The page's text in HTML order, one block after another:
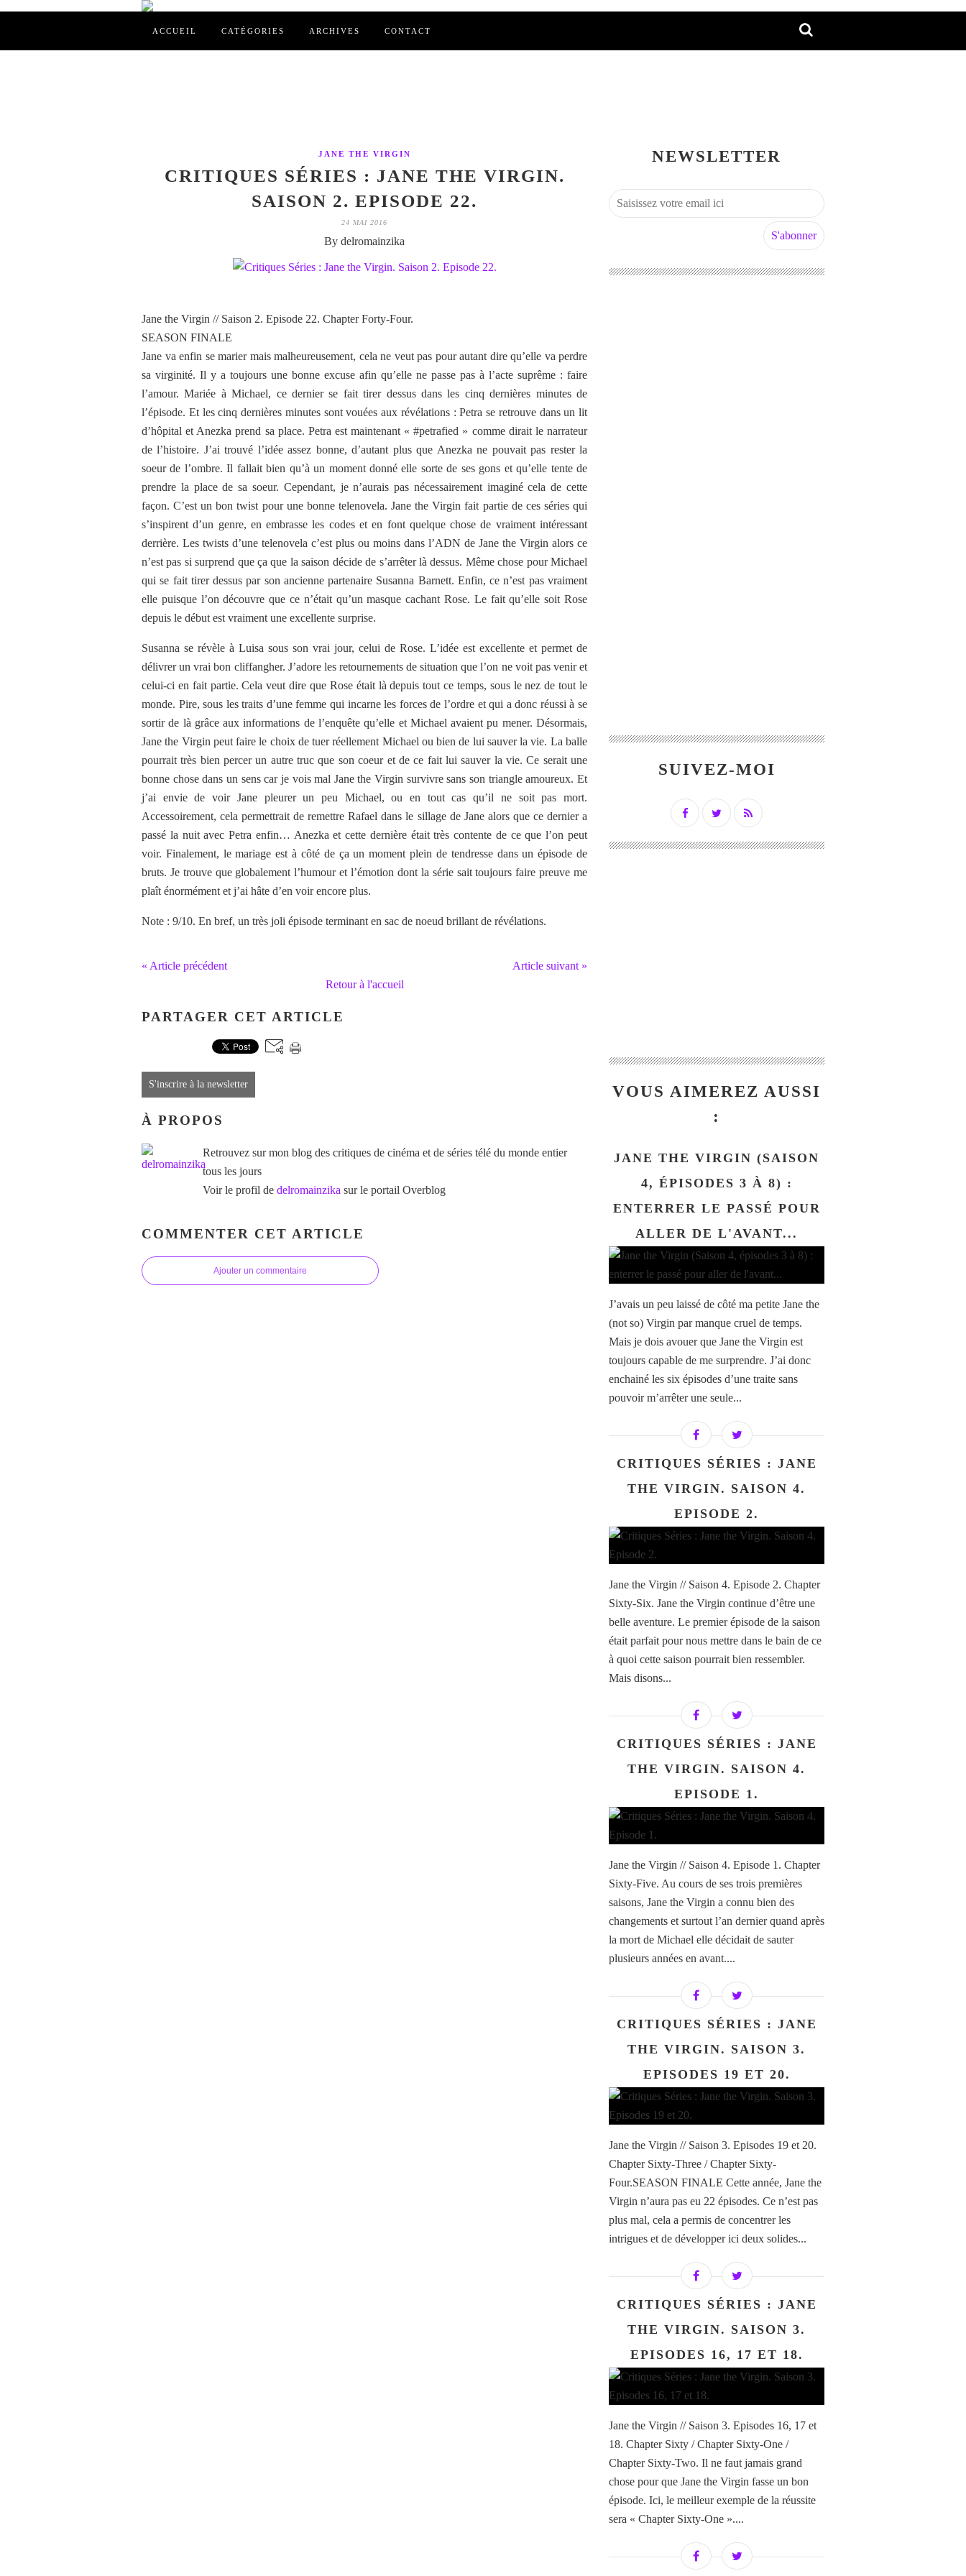
ACCUEIL CATÉGORIES ARCHIVES CONTACT
JANE THE VIRGIN
CRITIQUES SÉRIES : JANE THE VIRGIN.
SAISON 2. EPISODE 22.
24 MAI 2016
By delromainzika
Jane the Virgin // Saison 2. Episode 22. Chapter Forty-Four.
SEASON FINALE
Jane va enfin se marier mais malheureusement, cela ne veut pas pour autant dire qu’elle va perdre
sa virginité. Il y a toujours une bonne excuse afin qu’elle ne passe pas à l’acte suprême : faire
l’amour. Mariée à Michael, ce dernier se fait tirer dessus dans les cinq dernières minutes de
l’épisode. Et les cinq dernières minutes sont vouées aux révélations : Petra se retrouve dans un lit
d’hôpital et Anezka prend sa place. Petra est maintenant « #petrafied » comme dirait le narrateur
de l’histoire. J’ai trouvé l’idée assez bonne, d’autant plus que Anezka ne pouvait pas rester la
soeur de l’ombre. Il fallait bien qu’à un moment donné elle sorte de ses gons et qu’elle tente de
prendre la place de sa soeur. Cependant, je n’aurais pas nécessairement imaginé cela de cette
façon. C’est un bon twist pour une bonne telenovela. Jane the Virgin fait partie de ces séries qui
s’inspirent d’un genre, en embrasse les codes et en font quelque chose de vraiment intéressant
derrière. Les twists d’une telenovela c’est plus ou moins dans l’ADN de Jane the Virgin alors ce
n’est pas si surprend que ça que la saison décide de s’arrêter là dessus. Même chose pour Michael
qui se fait tirer dessus par son ancienne partenaire Susanna Barnett. Enfin, ce n’est pas vraiment
elle puisque l’on découvre que ce n’était qu’un masque cachant Rose. Le fait qu’elle soit Rose
depuis le début est vraiment une excellente surprise.
Susanna se révèle à Luisa sous son vrai jour, celui de Rose. L’idée est excellente et permet de
délivrer un vrai bon cliffangher. J’adore les retournements de situation que l’on ne voit pas venir et
celui-ci en fait partie. Cela veut dire que Rose était là depuis tout ce temps, sous le nez de tout le
monde. Pire, sous les traits d’une femme qui incarne les forces de l’ordre et qui a donc réussi à se
sortir de là grâce aux informations de l’enquête qu’elle et Michael avaient pu mener. Désormais,
Jane the Virgin peut faire le choix de tuer réellement Michael ou bien de lui sauver la vie. La balle
pourrait très bien percer un autre truc que son coeur et de ce fait lui sauver la vie. Ce serait une
bonne chose dans un sens car je vois mal Jane the Virgin survivre sans son triangle amoureux. Et
j’ai envie de voir Jane pleurer un peu Michael, ou en tout cas qu’il ne soit pas mort.
Accessoirement, cela permettrait de remettre Rafael dans le sillage de Jane alors que ce dernier a
passé la nuit avec Petra enfin… Anezka et cette dernière était très contente de ce que l’on peut
voir. Finalement, le mariage est à côté de ça un moment plein de tendresse dans un épisode de
bruts. Je trouve que globalement l’humour et l’émotion dont la série sait toujours faire preuve me
plaît énormément et j’ai hâte d’en voir encore plus.
Note : 9/10. En bref, un très joli épisode terminant en sac de noeud brillant de révélations.
« Article précédent
Article suivant »
Retour à l'accueil
PARTAGER CET ARTICLE
S'inscrire à la newsletter
À PROPOS
Retrouvez sur mon blog des critiques de cinéma et de séries télé du monde entier
tous les jours
Voir le profil de delromainzika sur le portail Overblog
COMMENTER CET ARTICLE
Ajouter un commentaire
NEWSLETTER
SUIVEZ-MOI
VOUS AIMEREZ AUSSI
:
JANE THE VIRGIN (SAISON
4, ÉPISODES 3 À 8) :
ENTERRER LE PASSÉ POUR
ALLER DE L'AVANT...
J’avais un peu laissé de côté ma petite Jane the
(not so) Virgin par manque cruel de temps.
Mais je dois avouer que Jane the Virgin est
toujours capable de me surprendre. J’ai donc
enchainé les six épisodes d’une traite sans
pouvoir m’arrêter une seule...
CRITIQUES SÉRIES : JANE
THE VIRGIN. SAISON 4.
EPISODE 2.
Jane the Virgin // Saison 4. Episode 2. Chapter
Sixty-Six. Jane the Virgin continue d’être une
belle aventure. Le premier épisode de la saison
était parfait pour nous mettre dans le bain de ce
à quoi cette saison pourrait bien ressembler.
Mais disons...
CRITIQUES SÉRIES : JANE
THE VIRGIN. SAISON 4.
EPISODE 1.
Jane the Virgin // Saison 4. Episode 1. Chapter
Sixty-Five. Au cours de ses trois premières
saisons, Jane the Virgin a connu bien des
changements et surtout l’an dernier quand après
la mort de Michael elle décidait de sauter
plusieurs années en avant....
CRITIQUES SÉRIES : JANE
THE VIRGIN. SAISON 3.
EPISODES 19 ET 20.
Jane the Virgin // Saison 3. Episodes 19 et 20.
Chapter Sixty-Three / Chapter Sixty-
Four.SEASON FINALE Cette année, Jane the
Virgin n’aura pas eu 22 épisodes. Ce n’est pas
plus mal, cela a permis de concentrer les
intrigues et de développer ici deux solides...
CRITIQUES SÉRIES : JANE
THE VIRGIN. SAISON 3.
EPISODES 16, 17 ET 18.
Jane the Virgin // Saison 3. Episodes 16, 17 et
18. Chapter Sixty / Chapter Sixty-One /
Chapter Sixty-Two. Il ne faut jamais grand
chose pour que Jane the Virgin fasse un bon
épisode. Ici, le meilleur exemple de la réussite
sera « Chapter Sixty-One »....